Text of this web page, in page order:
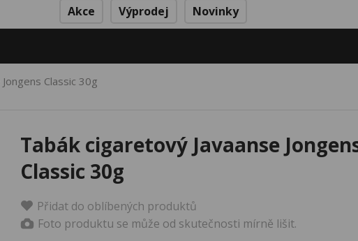
Akce Výprodej Novinky
Classic 30g
Tabák cigaretový Javaanse
Classic 30g
Přidat do oblíbených produktů
Foto produktu se může od skutečnosti mírně lišit.